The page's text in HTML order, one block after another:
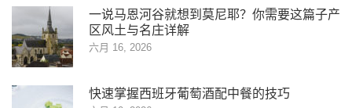
一说马恩河谷就想到莫尼耶？你需要这篇子产
区风土与名庄详解
六月 16, 2026
快速掌握西班牙葡萄酒配中餐的技巧